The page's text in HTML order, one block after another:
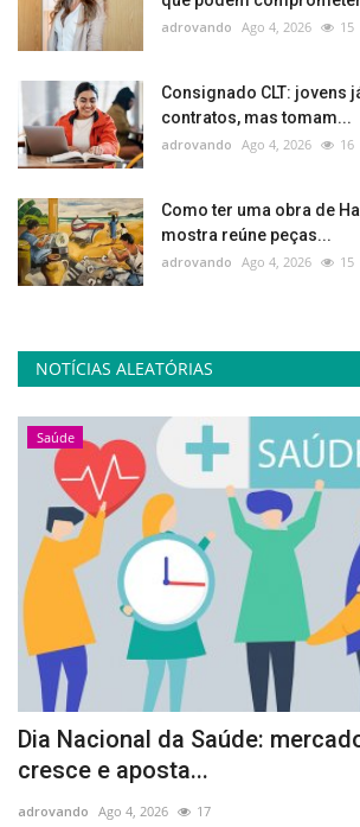
adrovando Ago 4, 2026 15
Consignado CLT: jovens
contratos, mas tomam...
adrovando Ago 4, 2026 16
Como ter uma obra de
mostra reúne peças...
adrovando Ago 4, 2026 15
NOTÍCIAS ALEATÓRIAS
Saúde
Dia Nacional da Saúde:
cresce e aposta...
adrovando Ago 4, 2026 17